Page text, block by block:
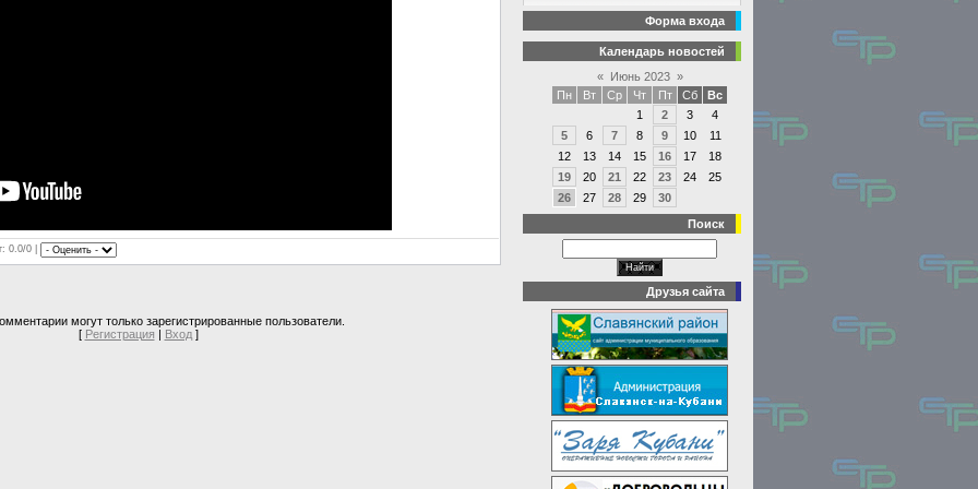
0.0/0 |
могут только зарегистрированные пользователи.
[ Регистрация | Вход]
Форма входа
Календарь новостей
«
Июнь 2023 »
Пн
Вт Ср Чт Пт Сб
Вс
1
2 3
4
5
6 7 8 9 10
11
12
13 14 15 16 17
18
19
20 21 22 23 24
25
26
27 28 29
30
Поиск
Друзья сайта